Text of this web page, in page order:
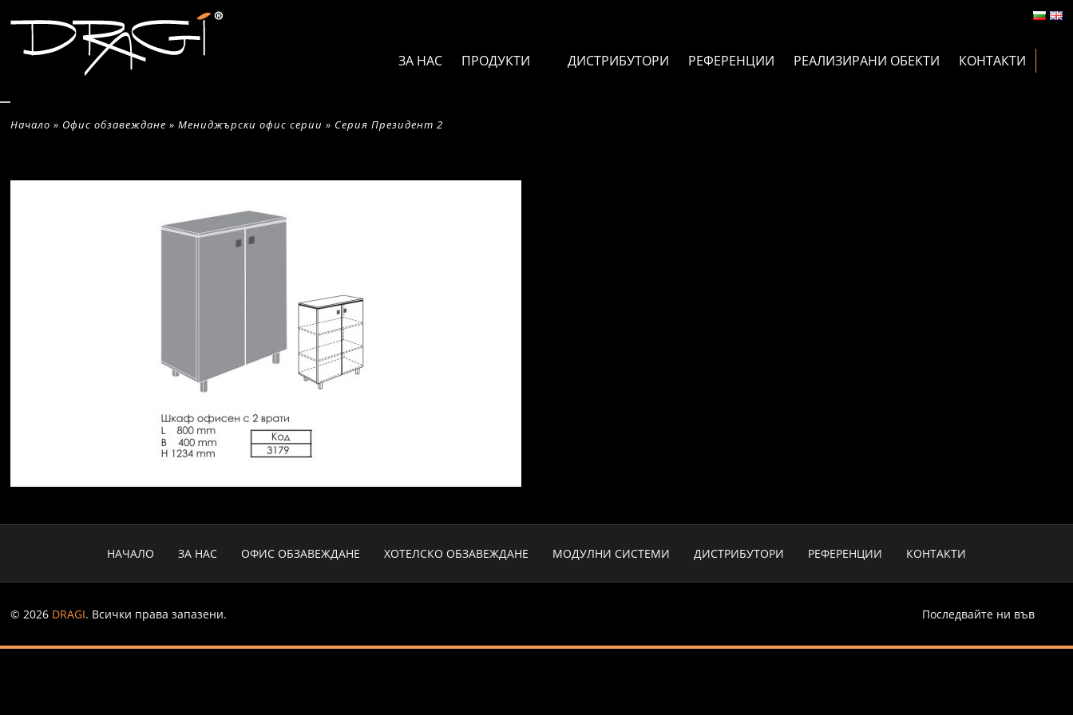
ЗА НАС ПРОДУКТИ ДИСТРИБУТОРИ РЕФЕРЕНЦИИ РЕАЛИЗИРАНИ ОБЕКТИ КОНТАКТИ
Начало » Офис обзавеждане »Мениджърски офис серии » Серия Президент 2
НАЧАЛО ЗА НАС ОФИС ОБЗАВЕЖДАНЕ ХОТЕЛСКО ОБЗАВЕЖДАНЕ МОДУЛНИ СИСТЕМИ ДИСТРИБУТОРИ РЕФЕРЕНЦИИ КОНТАКТИ
Последвайте ни във
© 2026 DRAGI. Всички права запазени.